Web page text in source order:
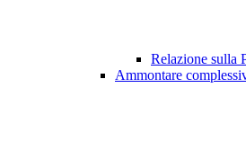
Relazione sulla
Ammontare